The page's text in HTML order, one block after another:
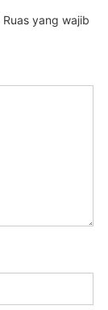
Ruas yang wajib